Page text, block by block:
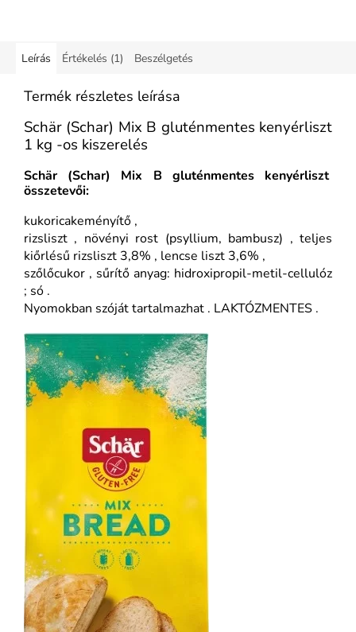
Leírás Értékelés (1) Beszélgetés
Termék részletes leírása
Schär (Schar) Mix B gluténmentes kenyérliszt
1 kg -os kiszerelés
Schär (Schar) Mix B gluténmentes kenyérliszt
összetevői:
kukoricakeményítő ,
rizsliszt , növényi rost (psyllium, bambusz) , teljes
kiőrlésű rizsliszt 3,8% , lencse liszt 3,6% ,
szőlőcukor , sűrítő anyag: hidroxipropil-metil-cellulóz
; só .
Nyomokban szóját tartalmazhat . LAKTÓZMENTES .